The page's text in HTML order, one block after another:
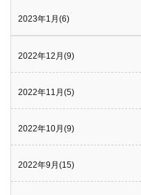
2023年1月(6)
2022年12月(9)
2022年11月(5)
2022年10月(9)
2022年9月(15)